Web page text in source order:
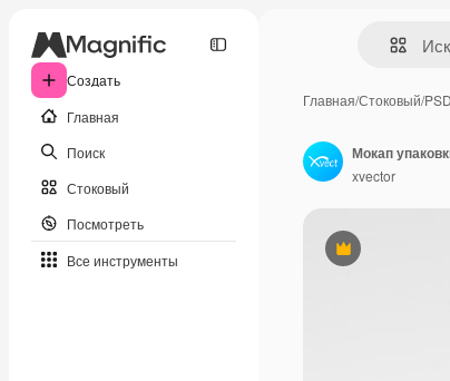
Создать
Главная
Поиск
Стоковый
Посмотреть
Все инструменты
Главная/Стоковый/PSD
Премиум
Мокап
xvector